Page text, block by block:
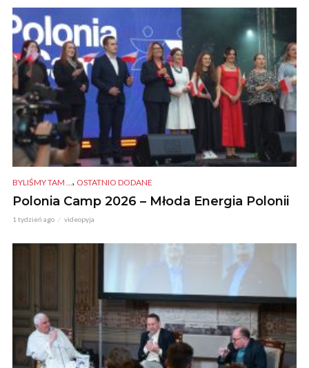
BYLIŚMY TAM ... , OSTATNIO DODANE
Polonia Camp 2026 – Młoda Energia Polonii
1 tydzień ago videopyja